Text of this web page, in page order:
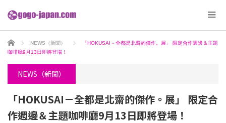
ホーム NEWS（新聞）
「HOKUSAI－全都是北齋的傑作。展」 限定合作週邊＆主題
咖啡廳9月13日即將登場！
NEWS（新聞）
「HOKUSAI－全都是北齋的傑作。展」 限定合
作週邊＆主題咖啡廳9月13日即將登場！